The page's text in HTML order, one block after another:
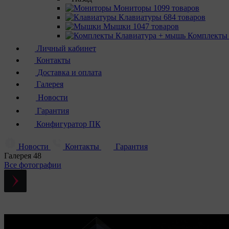
Мониторы 1099 товаров
Клавиатуры 684 товаров
Мышки 1047 товаров
Личный кабинет
Контакты
Доставка и оплата
Галерея
Новости
Гарантия
Конфигуратор ПК
Новости Контакты
Гарантия
Галерея 48
Все фотографии